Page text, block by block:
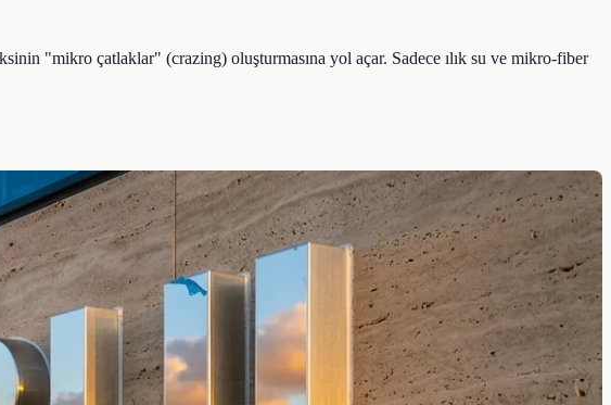
"mikro çatlaklar" (crazing) oluşturmasına yol açar. Sadece ılık su ve mikro-fiber